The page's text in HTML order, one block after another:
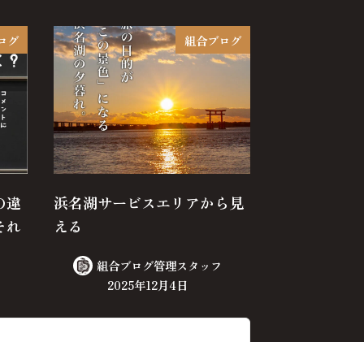
グ
違
れ
組合ブログ
浜名湖サービスエリアから見
える
組合ブログ管理スタッフ
2025年12月4日